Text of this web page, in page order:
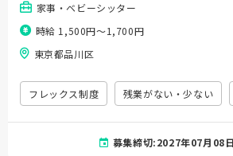
家事・ベビーシッター
時給 1,500円〜1,700円
東京都品川区
フレックス制度 残業がない・少ない
募集締切:2027年07月08